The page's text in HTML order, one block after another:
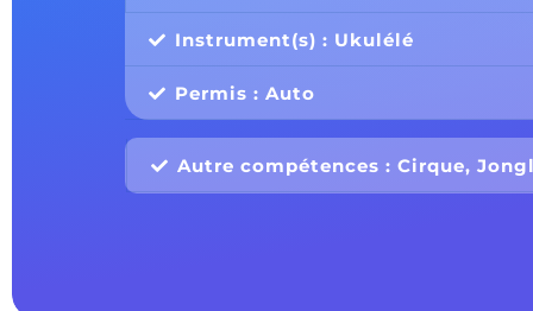
Instrument(s) : Ukulélé
Permis : Auto
Autre compétences : Cirque,